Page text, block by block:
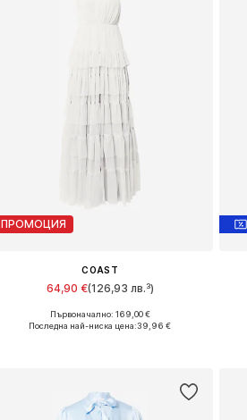
ПРОМОЦИЯ
COAST
64,90 €(126,93 лв.³)
Налични размери: 36, 38
Първоначално: 169,00 €
Последна най-ниска цена:39,96 €